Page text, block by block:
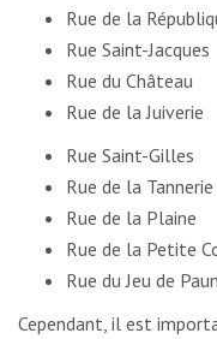
Rue de la
Rue Saint-Jacques
Rue du Château
Rue de la Juiverie
Rue Saint-Gilles
Rue de la Tannerie
Rue de la Plaine
Rue de la Petite
Rue du Jeu de
Cependant, il est